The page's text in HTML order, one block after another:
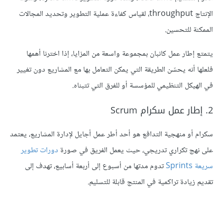
الإنتاج throughput، لقياس كفاءة عملية التطوير وتحديد المجالات
الممكنة للتحسين.
يتمتع إطار عمل كانبان بمجموعة واسعة من المزايا، إذا اخترنا أهمها
فلعلها أنه يحسّن الطريقة التي يمكن التعامل بها مع المشاريع دون تغيير
في الهيكل التنظيمي للمؤسسة أو للفرق التي تتبناه.
2. إطار عمل سكرام Scrum
سكرام أو منهجية التدافعهو أحد أطر عمل أجايل لإدارة المشاريع، يعتمد
على نهج تكراري تدريجي، حيث يعمل الفريق في صورة دورات تطوير
سريعة Sprints
تدوم مدتها من أسبوع إلى أربعة أسابيع، تهدف إلى
تقديم زيادة تراكمية في المنتج قابلة للتسليم.